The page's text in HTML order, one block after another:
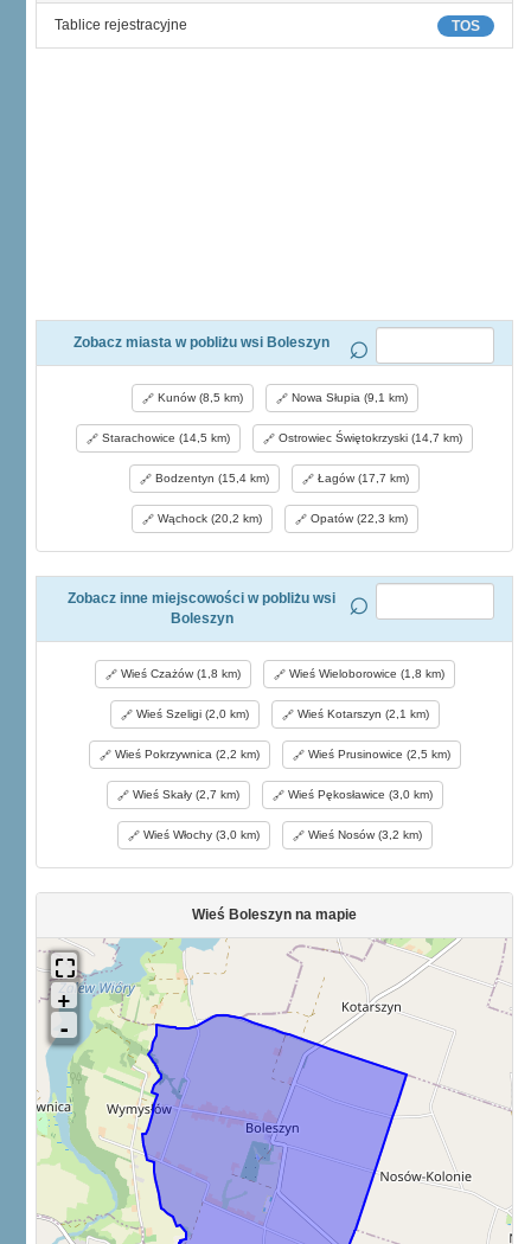
TOS
Tablice rejestracyjne
Zobacz miasta w pobliżu wsi Boleszyn
Kunów (8,5 km) Nowa Słupia (9,1 km)
Starachowice (14,5 km) Ostrowiec Świętokrzyski (14,7 km)
Bodzentyn (15,4 km) Łagów (17,7 km)
Wąchock (20,2 km) Opatów (22,3 km)
Zobacz inne miejscowości w pobliżu wsi
Boleszyn
Wieś Czażów (1,8 km) Wieś Wieloborowice (1,8 km)
Wieś Szeligi (2,0 km) Wieś Kotarszyn (2,1 km)
Wieś Pokrzywnica (2,2 km) Wieś Prusinowice (2,5 km)
Wieś Skały (2,7 km) Wieś Pękosławice (3,0 km)
Wieś Włochy (3,0 km) Wieś Nosów (3,2 km)
Wieś Boleszyn na mapie